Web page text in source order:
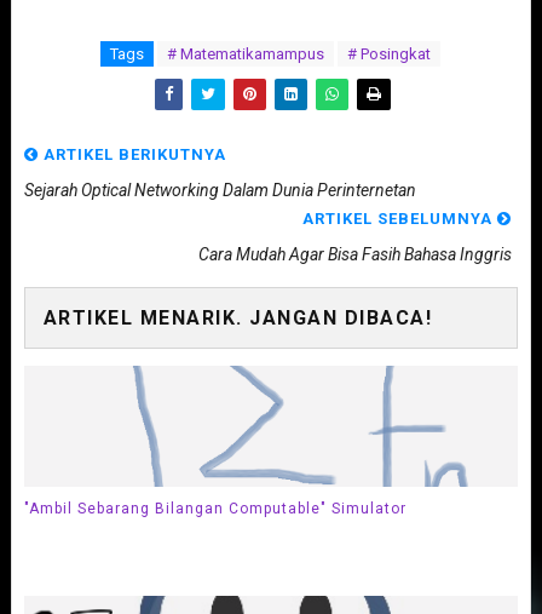
Tags # Matematikamampus # Posingkat
ARTIKEL BERIKUTNYA
Sejarah Optical Networking Dalam Dunia Perinternetan
ARTIKEL SEBELUMNYA
Cara Mudah Agar Bisa Fasih Bahasa Inggris
ARTIKEL MENARIK. JANGAN DIBACA!
"Ambil Sebarang Bilangan Computable" Simulator